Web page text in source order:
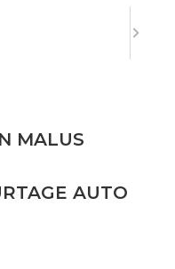
MALUS
AUTO